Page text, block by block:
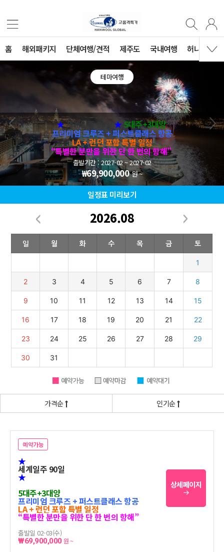
홈 해외패키지 단체여행/견적 제주도 국내여행 허니문
테마여행
★세계일주 90일 ★ 5대주+3대양
프리미엄 크루즈 + 퍼스트클래스 항공
LA + 런던 포함 특별 일정
“특별한 분만을 위한 단 한 번의 항해”
출발기간 : 2027-02 ~ 2027-02
₩69,900,000원 ~
일정표 미리보기
2026.08
가격순 인기순
예약가능
★
세계일주 90일
★
5대주+3대양
프리미엄 크루즈 + 퍼스트클래스 항공
LA + 런던 포함 특별 일정
“특별한 분만을 위한 단 한 번의 항해”
출발일 02-03(수)
₩69,900,000원 ~
상세페이지